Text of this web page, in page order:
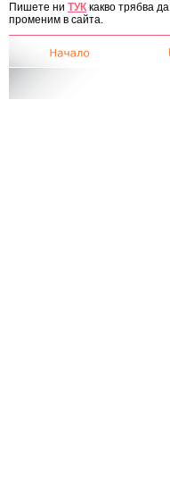
Пишете ни ТУК какво трябва да
променим в сайта.